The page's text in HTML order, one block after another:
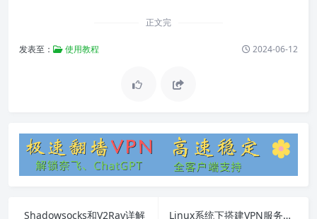
正文完
发表至： 使用教程 2024-06-12
Shadowsocks和V2Ray详解 Linux系统下搭建VPN服务器指南